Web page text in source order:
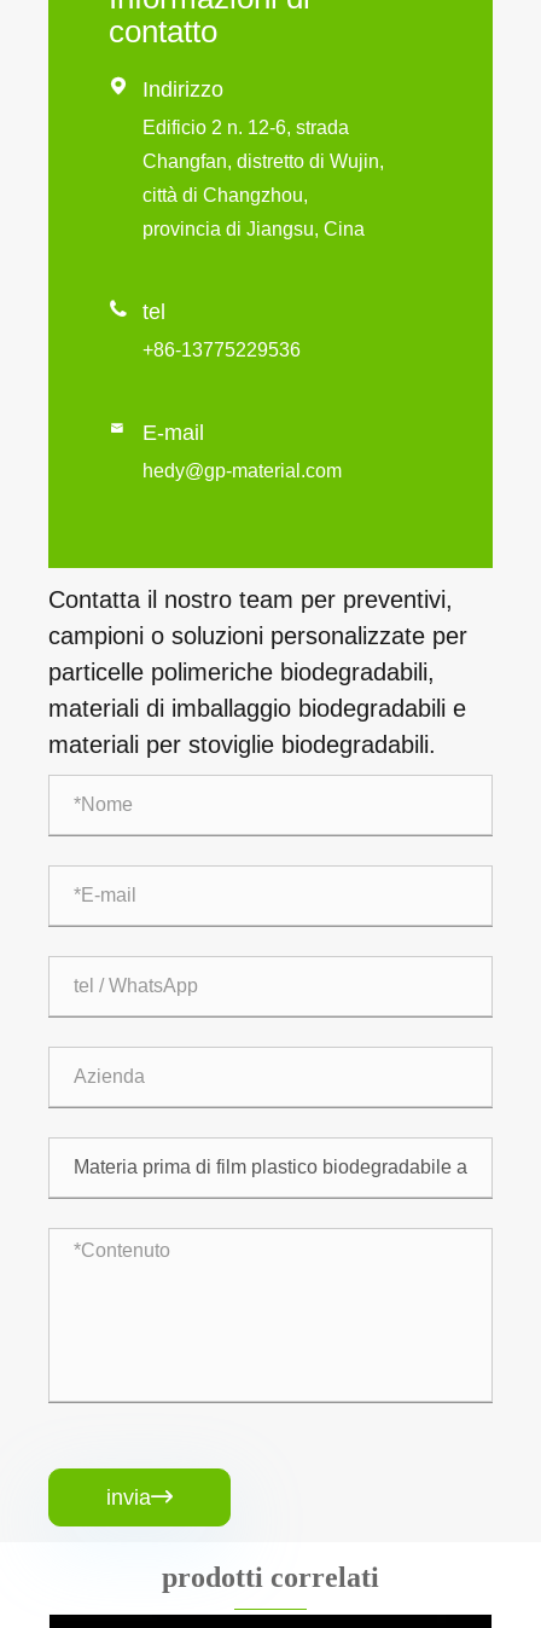
contatto
 Indirizzo
Edificio 2 n. 12-6, strada
Changfan, distretto di Wujin,
città di Changzhou,
provincia di Jiangsu, Cina
 tel
+86-13775229536
 E-mail
hedy@gp-material.com
Contatta il nostro team per preventivi,
campioni o soluzioni personalizzate per
particelle polimeriche biodegradabili,
materiali di imballaggio biodegradabili e
materiali per stoviglie biodegradabili.
invia
prodotti correlati